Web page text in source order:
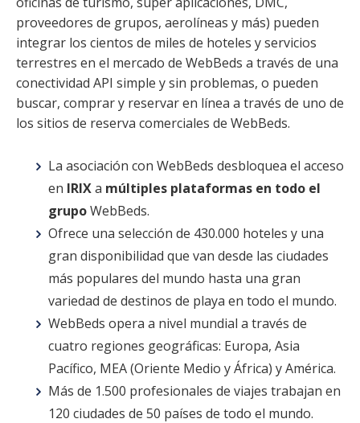
proveedores de grupos, aerolíneas y más) pueden
integrar los cientos de miles de hoteles y servicios
terrestres en el mercado de WebBeds a través de una
conectividad API simple y sin problemas, o pueden
buscar, comprar y reservar en línea a través de uno de
los sitios de reserva comerciales de WebBeds.
La asociación con WebBeds desbloquea el acceso
en IRIXa múltiples plataformas en todo el
grupoWebBeds.
Ofrece una selección de 430.000 hoteles y una
gran disponibilidad que van desde las ciudades
más populares del mundo hasta una gran
variedad de destinos de playa en todo el mundo.
WebBeds opera a nivel mundial a través de
cuatro regiones geográficas: Europa, Asia
Pacífico, MEA (Oriente Medio y África) y América.
Más de 1.500 profesionales de viajes trabajan en
120 ciudades de 50 países de todo el mundo.